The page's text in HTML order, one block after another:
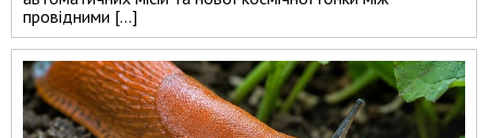
провідними […]